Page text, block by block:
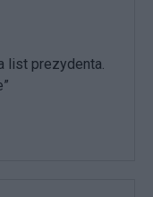
list prezydenta.